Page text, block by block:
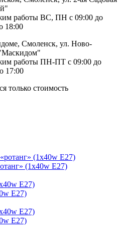
работы ВС, ПН с 09:00 до
18:00
Смоленск, ул. Ново-
работы ПН-ПТ с 09:00 до
17:00
только стоимость
(1x40w E27)
E27)
E27)